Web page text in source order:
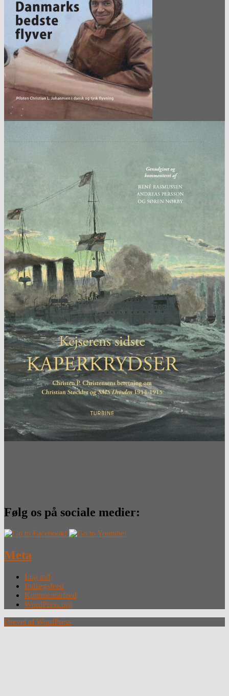
Følg os på sociale medier:
Meta
Log ind
Indlægsfeed
Kommentarfeed
WordPress.org
Drevet af WordPress